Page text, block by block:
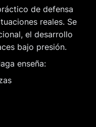
de defensa
reales. Se
el desarrollo
bajo presión.
enseña: